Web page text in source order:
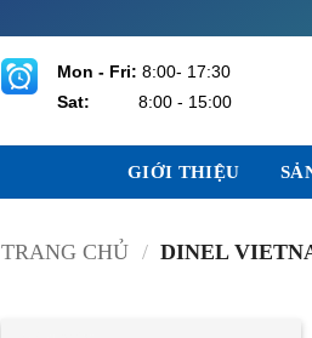
Mon - Fri: 8:00- 17:30
Sat:
8:00 - 15:00
GIỚI THIỆU
TRANG CHỦ / DINEL